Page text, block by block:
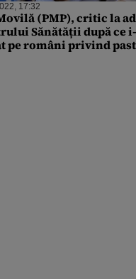
17:32
(PMP), critic la
Sănătății după ce
pe români privind